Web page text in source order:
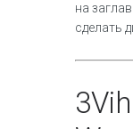
на
сделать
3